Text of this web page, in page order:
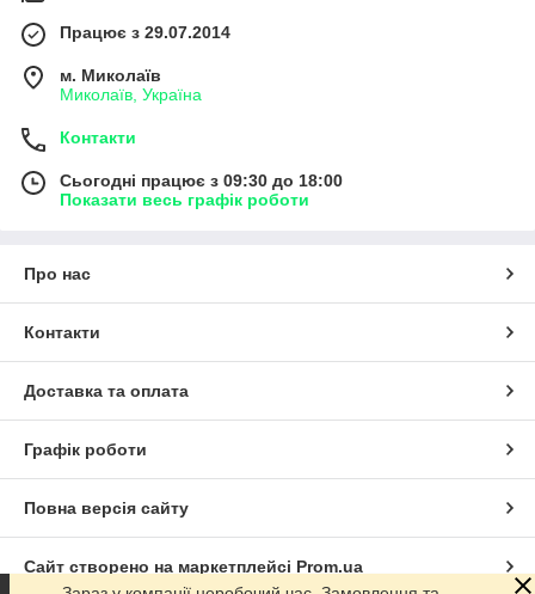
Працює з 29.07.2014
м. Миколаїв
Миколаїв, Україна
Контакти
Сьогодні працює з 09:30 до 18:00
Показати весь графік роботи
Про нас
Контакти
Доставка та оплата
Графік роботи
Повна версія сайту
Сайт створено на маркетплейсі Prom.ua